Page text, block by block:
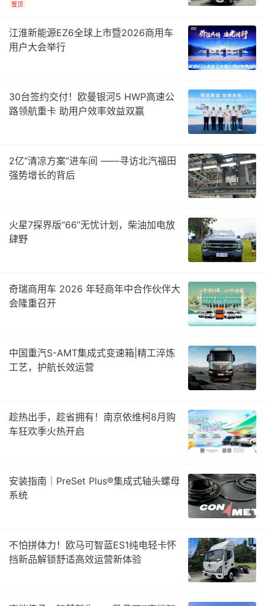
置顶
江淮新能源EZ6全球上市暨2026商用车
用户大会举行
30台签约交付！欧曼银河5 HWP高速公
路领航重卡 助用户效率效益双赢
2亿“清凉方案”进车间 ——寻访北汽福田
强势增长的背后
火星7探界版“66”无忧计划，柴油加电放
肆野
奇瑞商用车 2026 年轻商年中合作伙伴大
会隆重召开
中国重汽S-AMT集成式变速箱|精工淬炼
工艺，护航长效运营
趁热出手，趁省拥有！南京依维柯8月购
车狂欢季火热开启
安装指南｜PreSet Plus®集成式轴头螺母
系统
不怕拼体力！欧马可智蓝ES1纯电轻卡怀
挡新品解锁舒适高效运营新体验